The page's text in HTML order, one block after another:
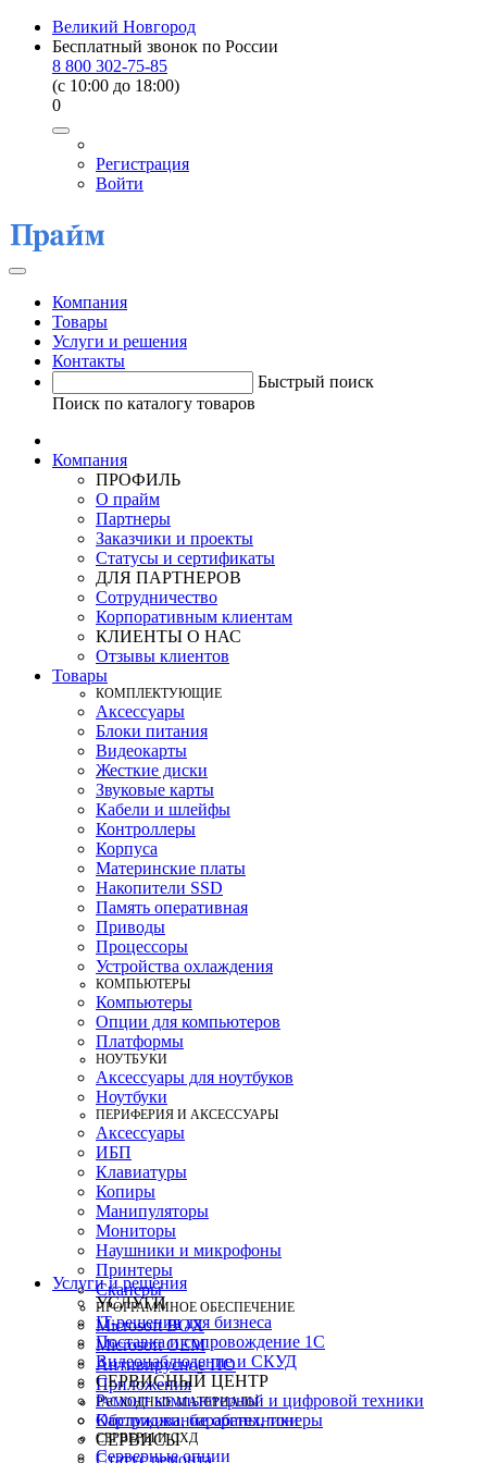
Великий Новгород
Бесплатный звонок по России
8 800 302-75-85
(c 10:00 до 18:00)
0
Регистрация
Войти
Компания
Товары
Услуги и решения
Контакты
Быстрый поиск
Поиск по каталогу товаров
Компания
ПРОФИЛЬ
О прайм
Партнеры
Заказчики и проекты
Статусы и сертификаты
ДЛЯ ПАРТНЕРОВ
Сотрудничество
Корпоративным клиентам
КЛИЕНТЫ О НАС
Отзывы клиентов
Товары
КOМПЛЕКТУЮЩИЕ
Аксессуары
Блоки питания
Видеокарты
Жесткие диски
Звуковые карты
Кабели и шлейфы
Контроллеры
Корпуса
Материнские платы
Накопители SSD
Память оперативная
Приводы
Процессоры
Устройства охлаждения
КОМПЬЮТЕРЫ
Компьютеры
Опции для компьютеров
Платформы
НОУТБУКИ
Аксессуары для ноутбуков
Ноутбуки
ПЕРИФЕРИЯ И АКСЕССУАРЫ
Аксессуары
ИБП
Клавиатуры
Копиры
Манипуляторы
Мониторы
Наушники и микрофоны
Принтеры
Сканеры
ПРОГРАММНОЕ ОБЕСПЕЧЕНИЕ
Microsoft BOX
Microsoft OEM
Антивирусное ПО
Приложения
РАСХОДНЫЕ МАТЕРИАЛЫ
Картриджи, барабаны, тонеры
СЕРВЕРЫ И СХД
Серверные опции
Услуги и решения
УСЛУГИ
IT-решения для бизнеса
Поставка и сопровождение 1C
Видеонаблюдение и СКУД
СЕРВИСНЫЙ ЦЕНТР
Ремонт компьютерной и цифровой техники
Обслуживание оргтехники
СЕРВИСЫ
Статус ремонта